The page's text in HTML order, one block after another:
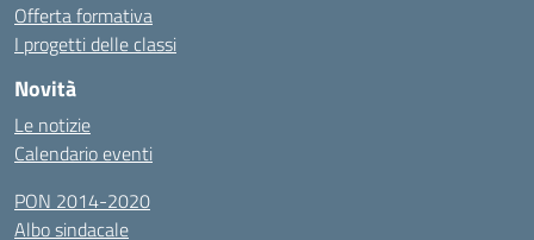
Offerta formativa
I progetti delle classi
Novità
Le notizie
Calendario eventi
PON 2014-2020
Albo sindacale